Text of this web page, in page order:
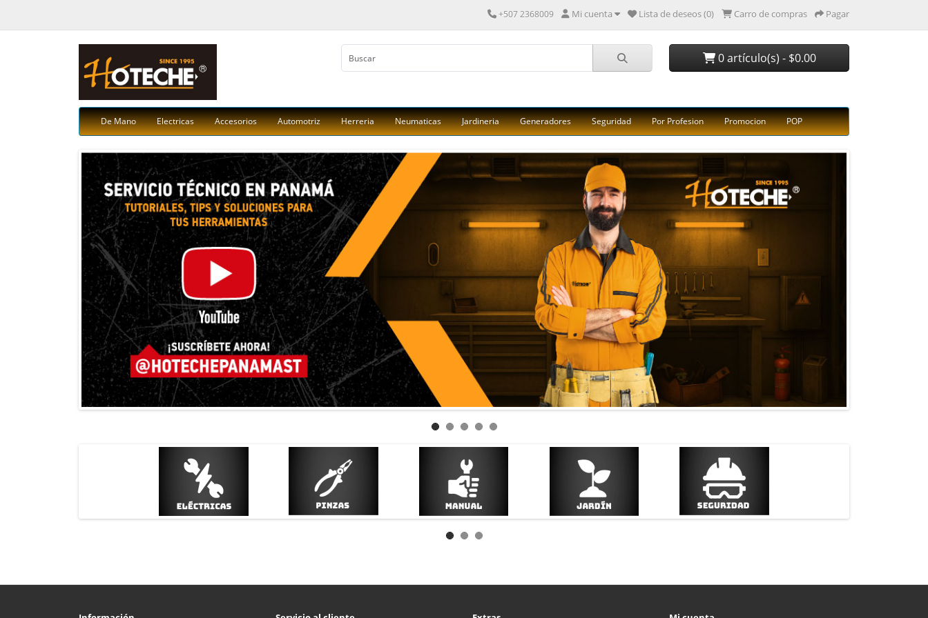
+507 2368009 Mi cuenta Lista de deseos (0) Carro de compras Pagar
0 artículo(s) - $0.00
De Mano Electricas Accesorios Automotriz Herreria Neumaticas Jardineria Generadores Seguridad Por Profesion Promocion POP